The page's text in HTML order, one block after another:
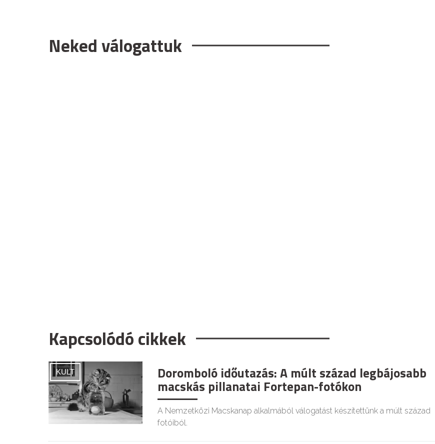
Neked válogattuk
Kapcsolódó cikkek
KULT Doromboló időutazás: A múlt század legbájosabb
macskás pillanatai Fortepan-fotókon
A Nemzetközi Macskanap alkalmából válogatást készítettünk a múlt század
fotóiból.